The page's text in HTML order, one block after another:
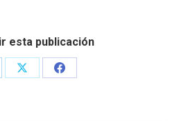
esta publicación
Share
Share